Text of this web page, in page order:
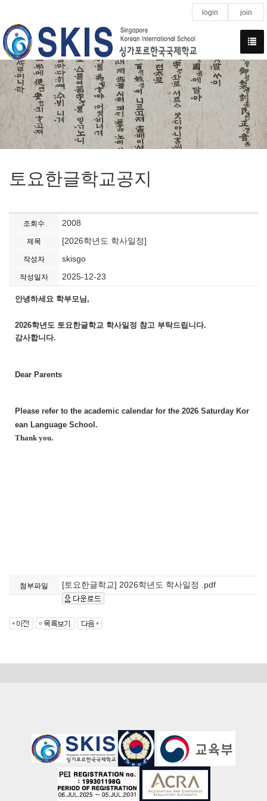
login join
토요한글학교공지
조회수 2008
제목 [2026학년도 학사일정]
작성자 skisgo
작성일자 2025-12-23
안녕하세요 학부모님,
2026학년도 토요한글학교 학사일정 참고 부탁드립니다.
감사합니다.
Dear Parents
Please refer to the academic calendar for the 2026 Saturday Kor
ean Language School.
Thank you.
첨부파일 [토요한글학교] 2026학년도 학사일정 .pdf